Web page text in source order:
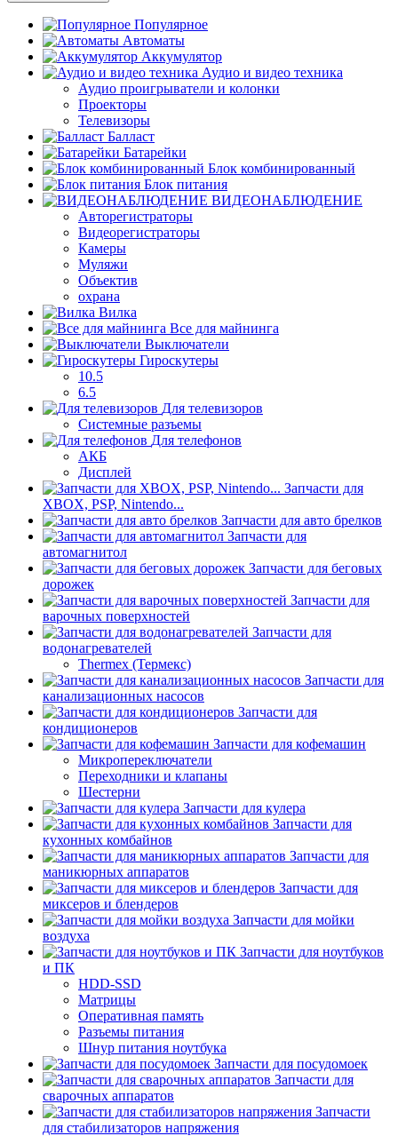
Популярное
Автоматы
Аккумулятор
Аудио и видео техника
Аудио проигрыватели и колонки
Проекторы
Телевизоры
Балласт
Батарейки
Блок комбинированный
Блок питания
ВИДЕОНАБЛЮДЕНИЕ
Авторегистраторы
Видеорегистраторы
Камеры
Муляжи
Объектив
охрана
Вилка
Все для майнинга
Выключатели
Гироскутеры
10.5
6.5
Для телевизоров
Системные разъемы
Для телефонов
АКБ
Дисплей
Запчасти для
XBOX, PSP, Nintendo...
Запчасти для авто брелков
Запчасти для
автомагнитол
Запчасти для беговых
дорожек
Запчасти для
варочных поверхностей
Запчасти для
водонагревателей
Thermex (Термекс)
Запчасти для
канализационных насосов
Запчасти для
кондиционеров
Запчасти для кофемашин
Микропереключатели
Переходники и клапаны
Шестерни
Запчасти для кулера
Запчасти для
кухонных комбайнов
Запчасти для
маникюрных аппаратов
Запчасти для
миксеров и блендеров
Запчасти для мойки
воздуха
Запчасти для ноутбуков
и ПК
HDD-SSD
Матрицы
Оперативная память
Разъемы питания
Шнур питания ноутбука
Запчасти для посудомоек
Запчасти для
сварочных аппаратов
Запчасти
для стабилизаторов напряжения